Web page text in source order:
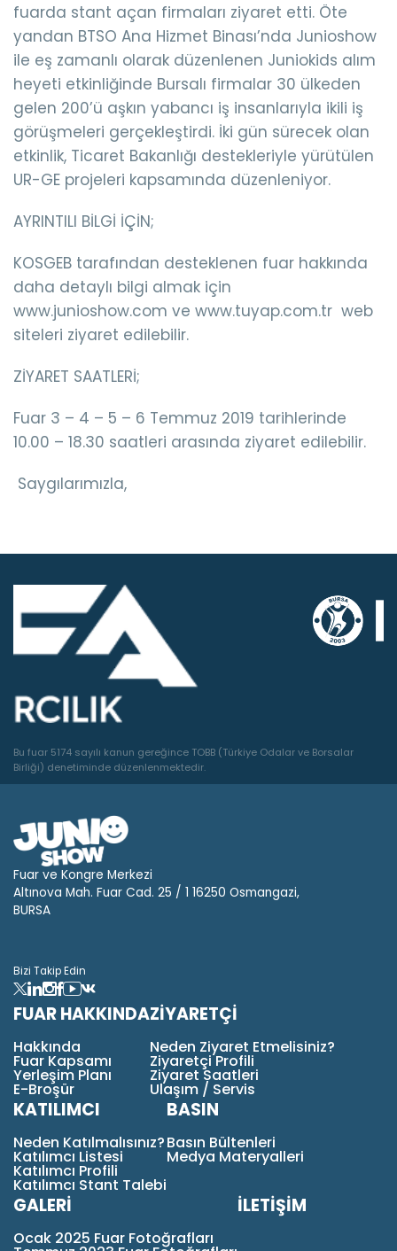
fuarda stant açan firmaları ziyaret etti. Öte
yandan BTSO Ana Hizmet Binası’nda Junioshow
ile eş zamanlı olarak düzenlenen Juniokids alım
heyeti etkinliğinde Bursalı firmalar 30 ülkeden
gelen 200’ü aşkın yabancı iş insanlarıyla ikili iş
görüşmeleri gerçekleştirdi. İki gün sürecek olan
etkinlik, Ticaret Bakanlığı destekleriyle yürütülen
UR-GE projeleri kapsamında düzenleniyor.
AYRINTILI BİLGİ İÇİN;
KOSGEB tarafından desteklenen fuar hakkında
daha detaylı bilgi almak için
www.junioshow.com ve www.tuyap.com.tr web
siteleri ziyaret edilebilir.
ZİYARET SAATLERİ;
Fuar 3 – 4 – 5 – 6 Temmuz 2019 tarihlerinde
10.00 – 18.30 saatleri arasında ziyaret edilebilir.
Saygılarımızla,
Bu fuar 5174 sayılı kanun gereğince TOBB (Türkiye Odalar ve Borsalar
Birliği) denetiminde düzenlenmektedir.
Fuar ve Kongre Merkezi
Altınova Mah. Fuar Cad. 25 / 1 16250 Osmangazi,
BURSA
Bizi Takip Edin
FUAR HAKKINDA
Hakkında
Fuar Kapsamı
Yerleşim Planı
E-Broşür
ZİYARETÇİ
Neden Ziyaret Etmelisiniz?
Ziyaretçi Profili
Ziyaret Saatleri
Ulaşım / Servis
KATILIMCI
Neden Katılmalısınız?
Katılımcı Listesi
Katılımcı Profili
Katılımcı Stant Talebi
BASIN
Basın Bültenleri
Medya Materyalleri
GALERİ
Ocak 2025 Fuar Fotoğrafları
İLETİŞİM